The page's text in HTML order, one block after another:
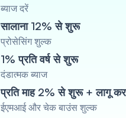
ब्याज दरें
सालाना 12% से शुरू
प्रोसेसिंग शुल्क
1% प्रति वर्ष से शुरू
दंडात्मक ब्याज
प्रति माह 2% से शुरू + लागू कर
ईएमआई और चेक बाउंस शुल्क